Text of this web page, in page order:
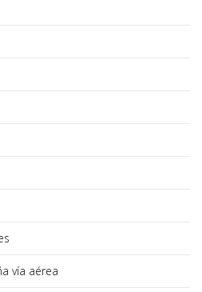
vía aérea